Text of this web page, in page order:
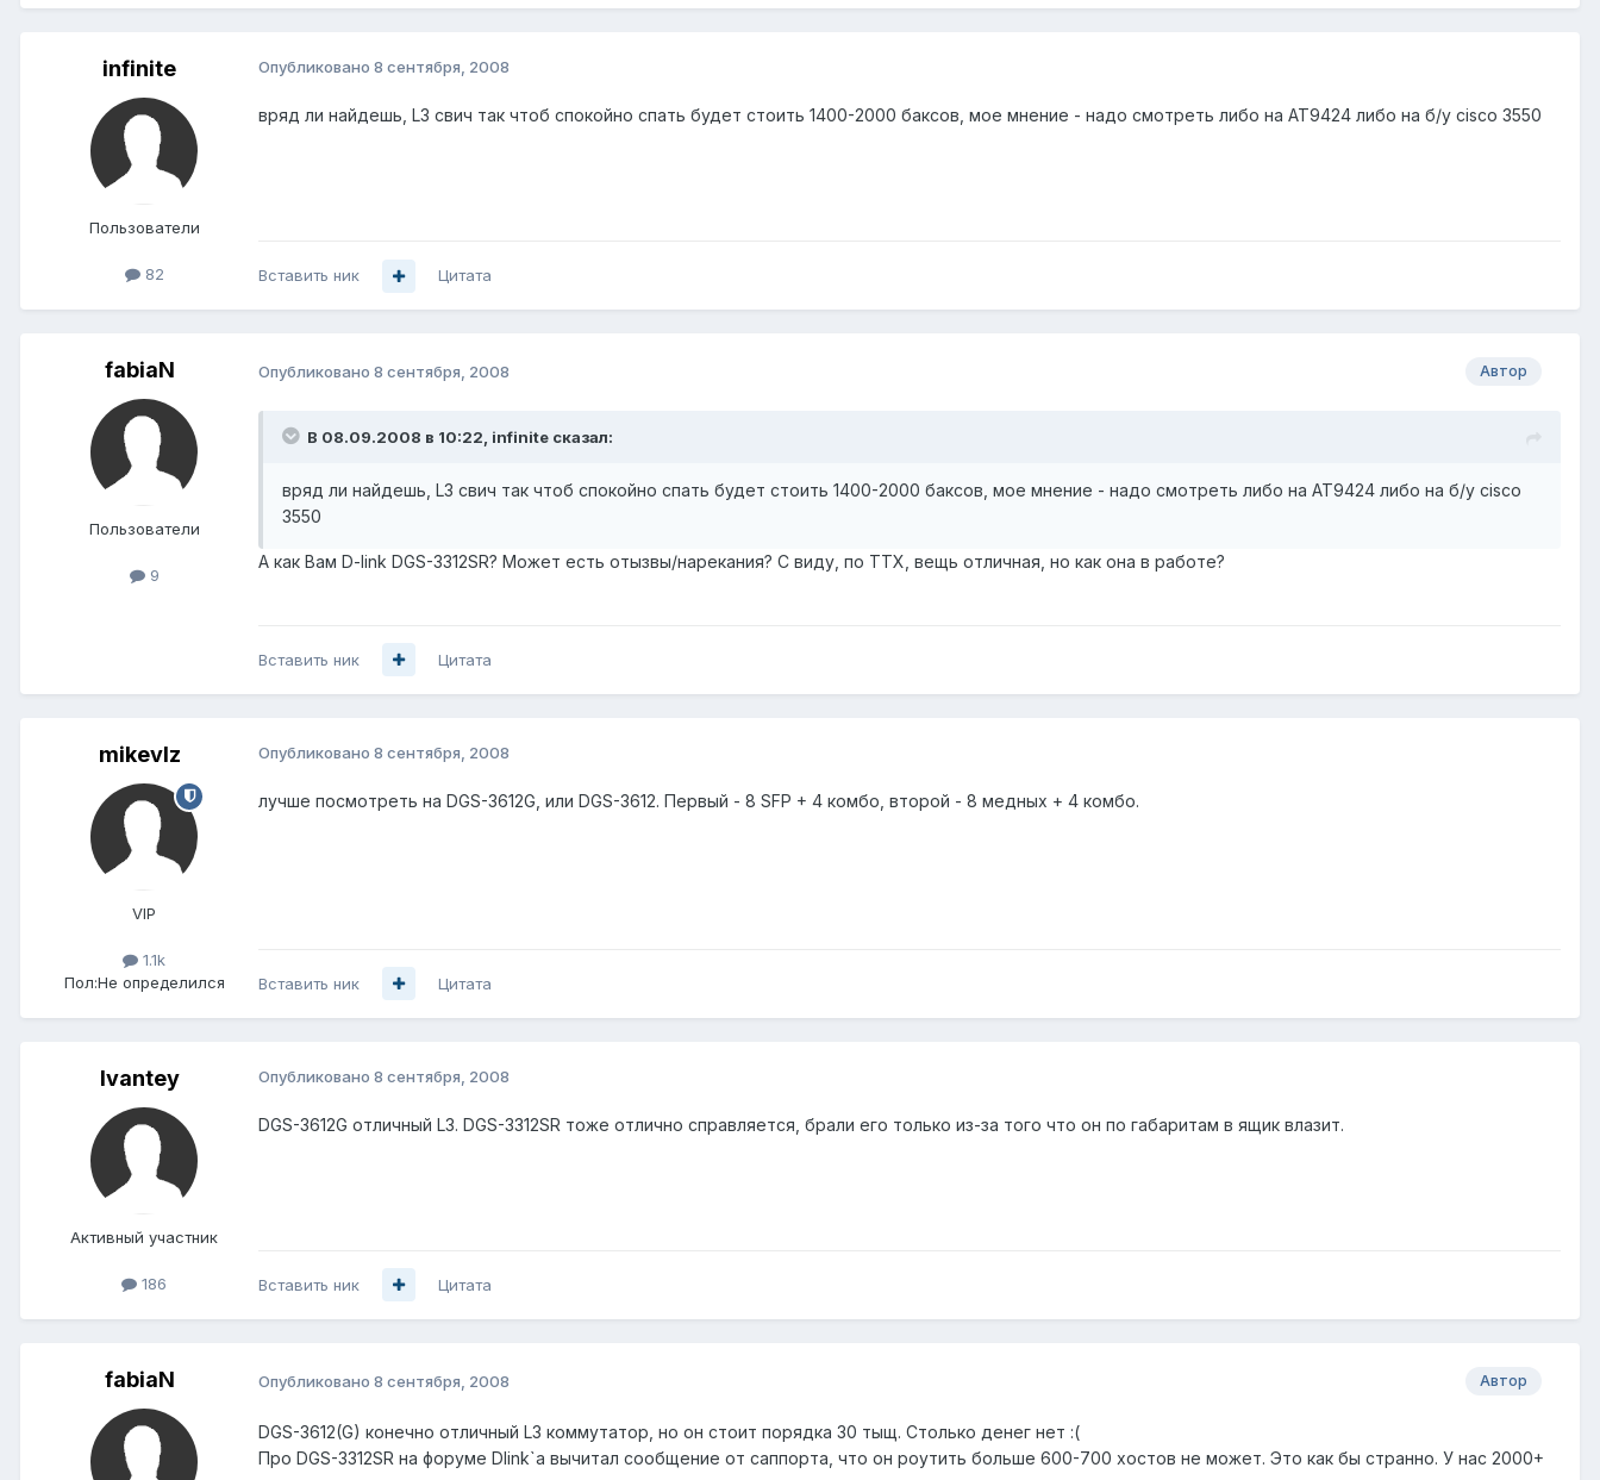
infinite
Пользователи
82
Опубликовано 8 сентября, 2008
вряд ли найдешь, L3 свич так чтоб спокойно спать будет стоить 1400-2000 баксов, мое мнение - надо смотреть либо на AT9424 либо на б/у cisco 3550
Вставить ник Цитата
fabiaN
Пользователи
9
Автор
Опубликовано 8 сентября, 2008
В 08.09.2008 в 10:22, infinite сказал:
вряд ли найдешь, L3 свич так чтоб спокойно спать будет стоить 1400-2000 баксов, мое мнение - надо смотреть либо на AT9424 либо на б/у cisco
3550
А как Вам D-link DGS-3312SR? Может есть отызвы/нарекания? С виду, по ТТХ, вещь отличная, но как она в работе?
Вставить ник Цитата
mikevlz
VIP
1.1k
Пол:Не определился
Опубликовано 8 сентября, 2008
лучше посмотреть на DGS-3612G, или DGS-3612. Первый - 8 SFP + 4 комбо, второй - 8 медных + 4 комбо.
Вставить ник Цитата
Ivantey
Активный участник
186
Опубликовано 8 сентября, 2008
DGS-3612G отличный L3. DGS-3312SR тоже отлично справляется, брали его только из-за того что он по габаритам в ящик влазит.
Вставить ник Цитата
fabiaN Автор
Опубликовано 8 сентября, 2008
DGS-3612(G) конечно отличный L3 коммутатор, но он стоит порядка 30 тыщ. Столько денег нет :(
Про DGS-3312SR на форуме Dlink`а вычитал сообщение от саппорта, что он роутить больше 600-700 хостов не может. Это как бы странно. У нас 2000+